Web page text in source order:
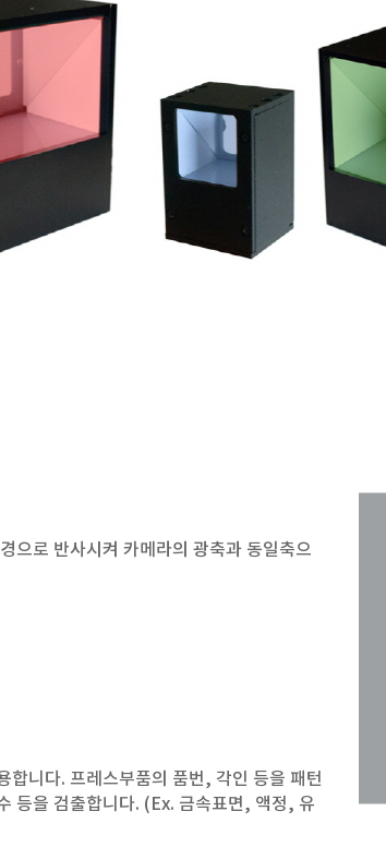
으로 반사시켜 카메라의 광축과 동일축으
합니다. 프레스부품의 품번, 각인 등을 패턴
등을 검출합니다. (Ex. 금속표면, 액정, 유